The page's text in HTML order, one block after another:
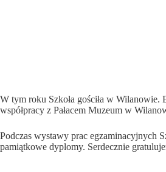
W tym roku Szkoła gościła w
współpracy z Pałacem Muzeum w
Podczas wystawy prac egzaminacyjnych
pamiątkowe dyplomy. Serdecznie